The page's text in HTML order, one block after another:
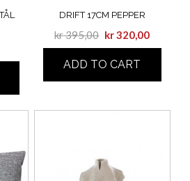
DRIFT 17CM PEPPER
kr395,00 kr320,00
ADD TO CART